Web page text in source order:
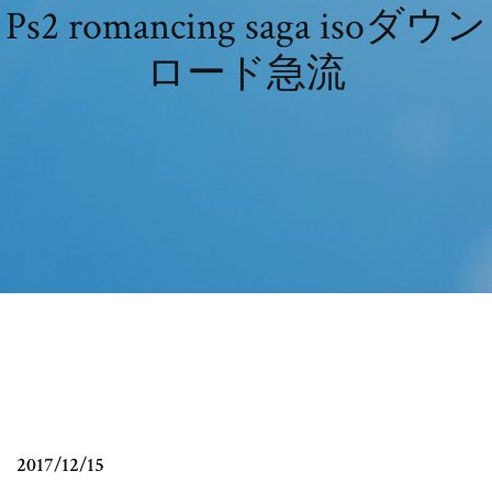
Ps2 romancing saga isoダウン
ロード急流
2017/12/15